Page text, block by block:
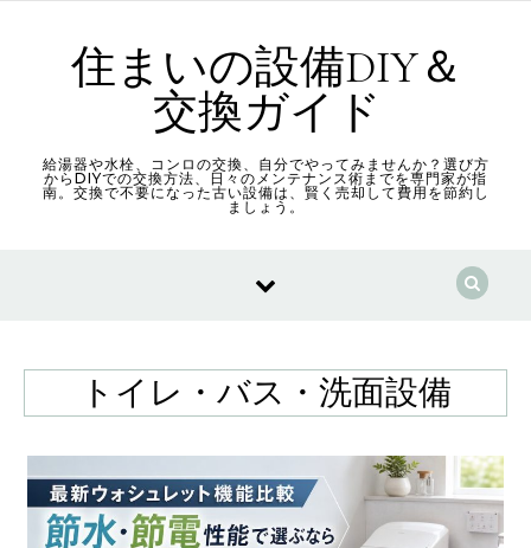
住まいの設備DIY＆
交換ガイド
給湯器や水栓、コンロの交換、自分でやってみませんか？選び方
からDIYでの交換方法、日々のメンテナンス術までを専門家が指
南。交換で不要になった古い設備は、賢く売却して費用を節約し
ましょう。
トイレ・バス・洗面設備